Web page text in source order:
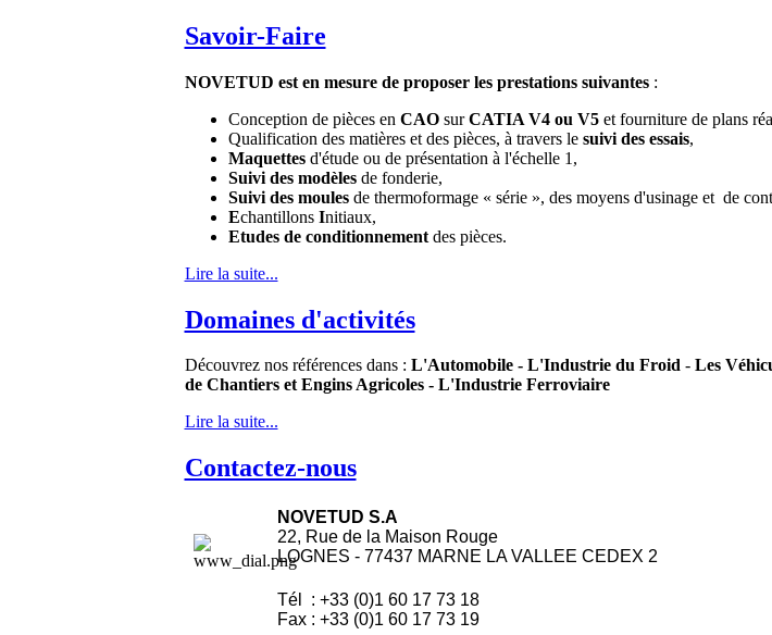
Savoir-Faire
NOVETUD est en mesure de proposer les prestations suivantes:
Conception de pièces en CAOsurCATIA V4 ou V5et fourniture de plans
Qualification des matières et des pièces, à travers le suivi des essais,
Maquettesd'étude ou de présentation à l'échelle 1,
Suivi des modèlesde fonderie,
Suivi des moulesde thermoformage « série », des moyens d'usinage et de
Echantillons Initiaux,
Etudes de conditionnementdes pièces.
Lire la suite...
Domaines d'activités
Découvrez nos références dans : L'Automobile - L'Industrie du Froid- Les
de Chantiers et Engins Agricoles - L'Industrie Ferroviaire
Lire la suite...
Contactez-nous
NOVETUD S.A
22, Rue de la Maison Rouge
LOGNES - 77437 MARNE LA VALLEE CEDEX 2
Tél : +33 (0)1 60 17 73 18
Fax : +33 (0)1 60 17 73 19